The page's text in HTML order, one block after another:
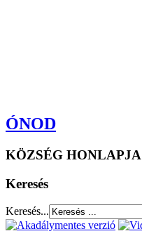
ÓNOD
KÖZSÉG HONLAPJA
Keresés
Keresés...